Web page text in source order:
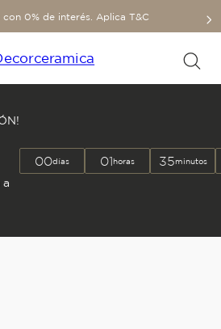
con 0% de interés. Aplica T&C
a
00días 01horas 35minutos